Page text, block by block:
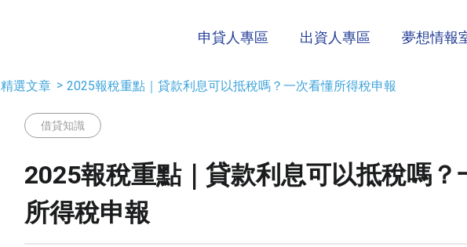
申貸人專區 出資人專區 夢想情報
精選文章 2025報稅重點｜貸款利息可以抵稅嗎？一次看懂所得稅申報
借貸知識
2025報稅重點｜貸款利息可以抵稅嗎？
所得稅申報